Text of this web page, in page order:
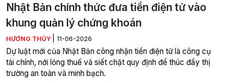
Nhật Bản chính thức đưa tiền điện tử vào
khung quản lý chứng khoán
HƯƠNG THỦY 11-06-2026
Dự luật mới của Nhật Bản công nhận tiền điện tử là công cụ
tài chính, nới lỏng thuế và siết chặt quy định để thúc đẩy thị
trường an toàn và minh bạch.